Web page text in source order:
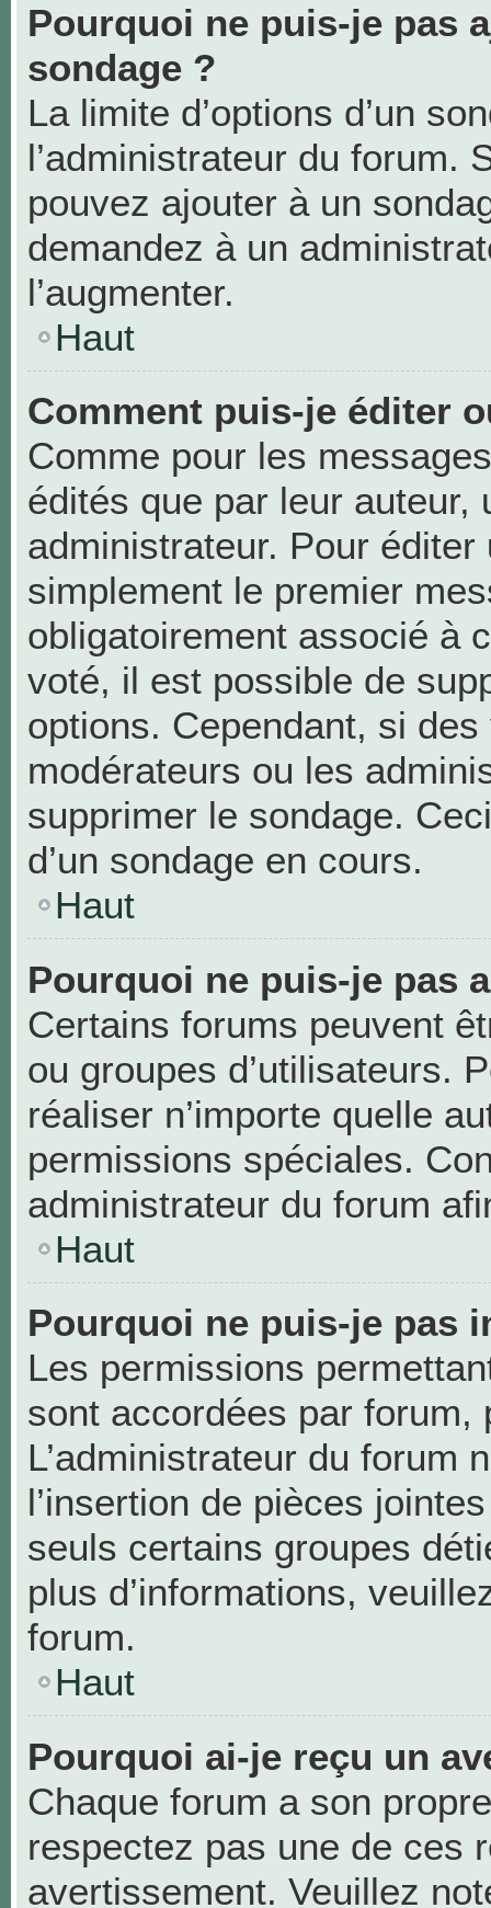
Pourquoi ne puis-je pas
sondage ?
La limite d’options d’un
l’administrateur du forum.
pouvez ajouter à un
demandez à un
l’augmenter.
Haut
Comment puis-je éditer
Comme pour les
édités que par leur auteur,
administrateur. Pour
simplement le premier
obligatoirement associé à
voté, il est possible de
options. Cependant, si
modérateurs ou les
supprimer le sondage.
d’un sondage en cours.
Haut
Pourquoi ne puis-je pas
Certains forums peuvent
ou groupes d’utilisateurs.
réaliser n’importe quelle
permissions spéciales.
administrateur du forum
Haut
Pourquoi ne puis-je pas
Les permissions
sont accordées par forum,
L’administrateur du forum
l’insertion de pièces
seuls certains groupes
plus d’informations,
forum.
Haut
Pourquoi ai-je reçu un
Chaque forum a son
respectez pas une de ces
avertissement. Veuillez